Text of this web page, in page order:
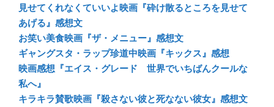
見せてくれなくていいよ映画『砕け散るところを見せて
あげる』感想文
お笑い美食映画『ザ・メニュー』感想文
ギャングスタ・ラップ珍道中映画『キックス』感想
映画感想『エイス・グレード 世界でいちばんクールな
私へ』
キラキラ賛歌映画『殺さない彼と死なない彼女』感想文